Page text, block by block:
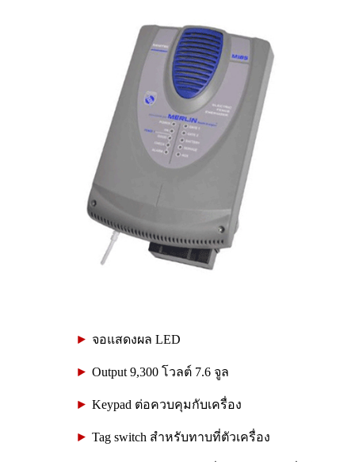
จอแสดงผล LED
Output 9,300 โวลต์ 7.6 จูล
Keypad ต่อควบคุมกับเครื่อง
Tag switch สำหรับทาบที่ตัวเครื่อง